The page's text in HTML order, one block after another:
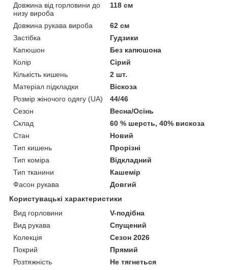
Довжина від горловини до
низу вироба
118 см
Довжина рукава вироба
62 см
Застібка
Гудзики
Капюшон
Без капюшона
Колір
Сірий
Кількість кишень
2 шт.
Матеріал підкладки
Віскоза
Розмір жіночого одягу (UA)
44/46
Сезон
Весна/Осінь
Склад
60 % шерсть, 40% вискоза
Стан
Новий
Тип кишень
Прорізні
Тип коміра
Відкладний
Тип тканини
Кашемір
Фасон рукава
Довгий
Користувацькi характеристики
Вид горловини
V-подібна
Вид рукава
Спущений
Колекція
Сезон 2026
Покрий
Прямий
Розтяжність
Не тягнеться